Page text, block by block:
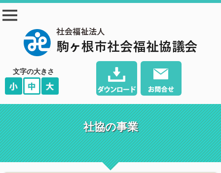
議会
文字の大きさ
社協の事業